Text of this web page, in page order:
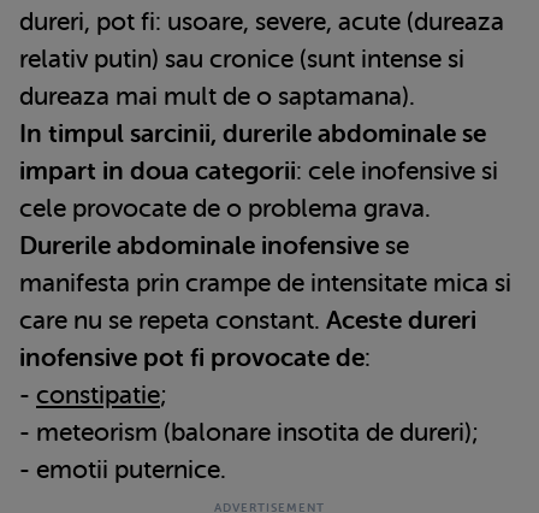
dureri, pot fi: usoare, severe, acute (dureaza
relativ putin) sau cronice (sunt intense si
dureaza mai mult de o saptamana).
In timpul sarcinii, durerile abdominale se
impart in doua categorii: cele inofensive si
cele provocate de o problema grava.
Durerile abdominale inofensive se
manifesta prin crampe de intensitate mica si
care nu se repeta constant. Aceste dureri
inofensive pot fi provocate de:
- constipatie;
- meteorism (balonare insotita de dureri);
- emotii puternice.